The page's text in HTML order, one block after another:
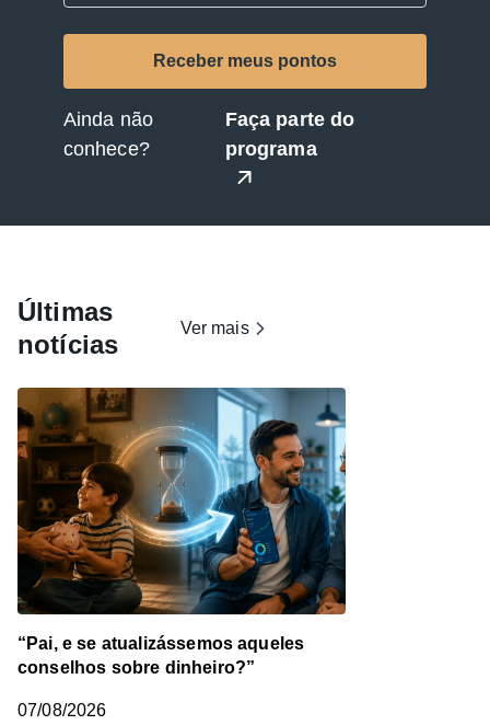
Ainda não
conhece?
Faça parte do
programa
Últimas
notícias
Ver mais
“Pai, e se atualizássemos aqueles
conselhos sobre dinheiro?”
07/08/2026